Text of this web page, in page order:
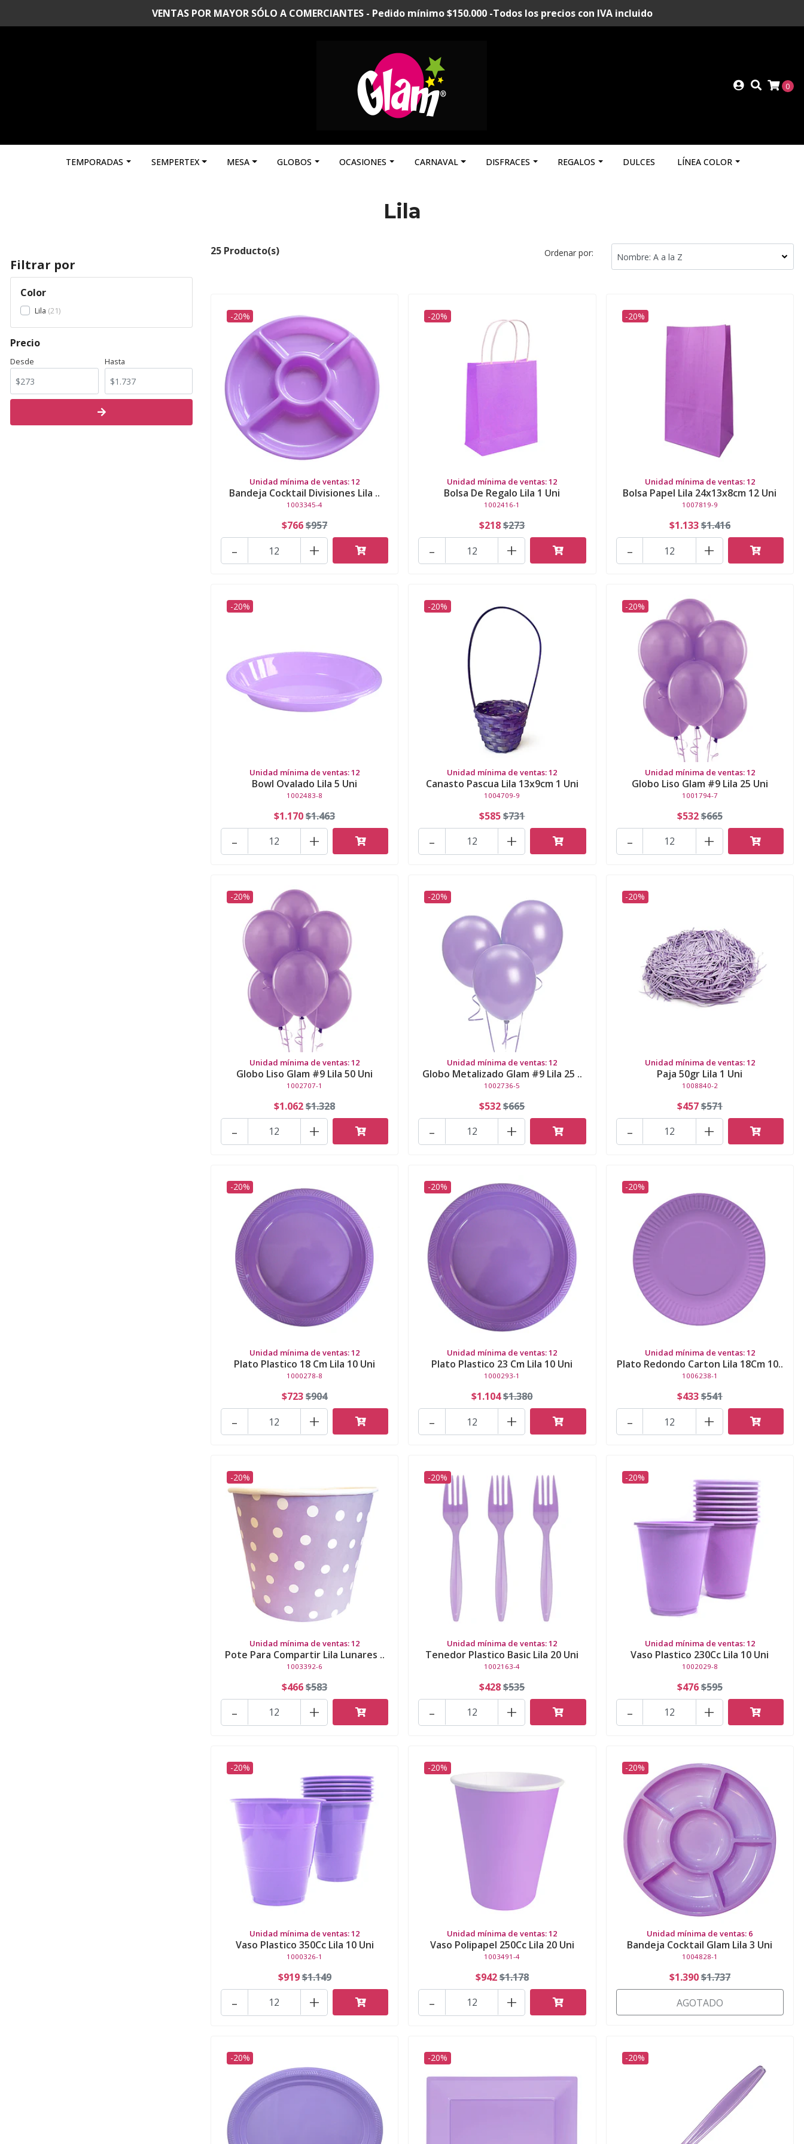
VENTAS POR MAYOR SÓLO A COMERCIANTES - Pedido mínimo $150.000 -Todos los precios con IVA incluido
0
TEMPORADAS SEMPERTEX MESA GLOBOS OCASIONES CARNAVAL DISFRACES REGALOS DULCES LÍNEA COLOR
Lila
Filtrar por
Color
Lila 21
Precio
Desde Hasta
25 Producto(s) Ordenar por:
-20%
Unidad mínima de ventas: 12
Bandeja Cocktail Divisiones Lila ..
1003345-4
$766$957
+
-
-20%
Unidad mínima de ventas: 12
Bolsa De Regalo Lila 1 Uni
1002416-1
$218 $273
+
-
-20%
Unidad mínima de ventas: 12
Bolsa Papel Lila 24x13x8cm 12 Uni
1007819-9
$1.133$1.416
+
-
-20%
Unidad mínima de ventas: 12
Bowl Ovalado Lila 5 Uni
1002483-8
$1.170$1.463
+
-
-20%
Unidad mínima de ventas: 12
Canasto Pascua Lila 13x9cm 1 Uni
1004709-9
$585 $731
+
-
-20%
Unidad mínima de ventas: 12
Globo Liso Glam #9 Lila 25 Uni
1001794-7
$532$665
+
-
-20%
Unidad mínima de ventas: 12
Globo Liso Glam #9 Lila 50 Uni
1002707-1
$1.062$1.328
+
-
-20%
Unidad mínima de ventas: 12
Globo Metalizado Glam #9 Lila 25 ..
1002736-5
$532 $665
+
-
-20%
Unidad mínima de ventas: 12
Paja 50gr Lila 1 Uni
1008840-2
$457$571
+
-
-20%
Unidad mínima de ventas: 12
Plato Plastico 18 Cm Lila 10 Uni
1000278-8
$723$904
+
-
-20%
Unidad mínima de ventas: 12
Plato Plastico 23 Cm Lila 10 Uni
1000293-1
$1.104$1.380
+
-
-20%
Unidad mínima de ventas: 12
Plato Redondo Carton Lila 18Cm 10..
1006238-1
$433$541
+
-
-20%
Unidad mínima de ventas: 12
Pote Para Compartir Lila Lunares ..
1003392-6
$466$583
+
-
-20%
Unidad mínima de ventas: 12
Tenedor Plastico Basic Lila 20 Uni
1002163-4
$428 $535
+
-
-20%
Unidad mínima de ventas: 12
Vaso Plastico 230Cc Lila 10 Uni
1002029-8
$476$595
+
-
-20%
Unidad mínima de ventas: 12
Vaso Plastico 350Cc Lila 10 Uni
1000326-1
$919$1.149
+
-
-20%
Unidad mínima de ventas: 12
Vaso Polipapel 250Cc Lila 20 Uni
1003491-4
$942$1.178
+
-
-20%
Unidad mínima de ventas: 6
Bandeja Cocktail Glam Lila 3 Uni
1004828-1
$1.390$1.737
AGOTADO
-20% -20% -20%